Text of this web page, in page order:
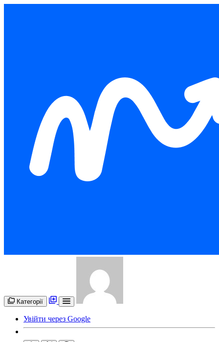
Категорії
Увійти через Google